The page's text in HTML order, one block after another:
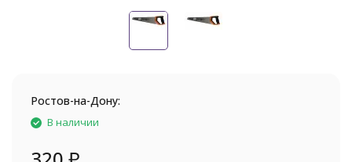
Ростов-на-Дону:
В наличии